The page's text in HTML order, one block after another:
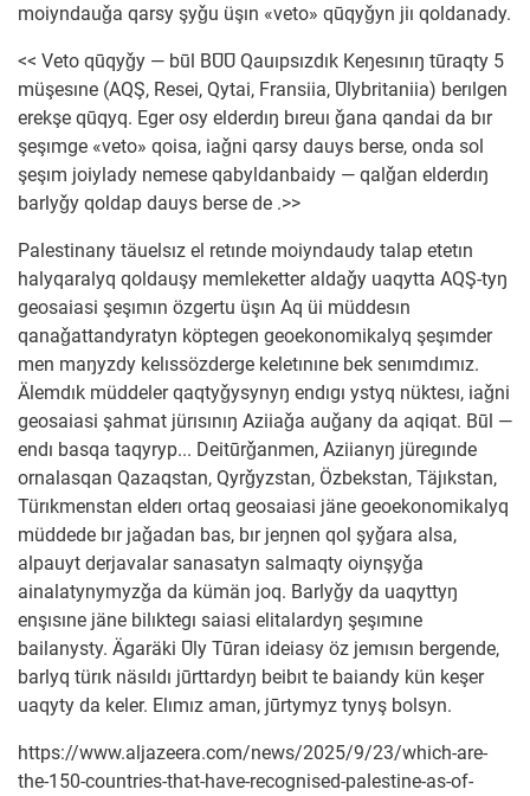
moiyndauǧa qarsy şyǧu üşın «veto» qūqyǧyn jiı qoldanady.
<< Veto qūqyǧy — būl BŪŪ Qauıpsızdık Keŋesınıŋ tūraqty 5
müşesıne (AQŞ, Resei, Qytai, Fransiia, Ūlybritaniia) berılgen
erekşe qūqyq. Eger osy elderdıŋ bıreuı ǧana qandai da bır
şeşımge «veto» qoisa, iaǧni qarsy dauys berse, onda sol
şeşım joiylady nemese qabyldanbaidy — qalǧan elderdıŋ
barlyǧy qoldap dauys berse de .>>
Palestinany täuelsız el retınde moiyndaudy talap etetın
halyqaralyq qoldauşy memleketter aldaǧy uaqytta AQŞ-tyŋ
geosaiasi şeşımın özgertu üşın Aq üi müddesın
qanaǧattandyratyn köptegen geoekonomikalyq şeşımder
men maŋyzdy kelıssözderge keletınıne bek senımdımız.
Älemdık müddeler qaqtyǧysynyŋ endıgı ystyq nüktesı, iaǧni
geosaiasi şahmat jürısınıŋ Aziiaǧa auǧany da aqiqat. Būl —
endı basqa taqyryp... Deitūrǧanmen, Aziianyŋ jüregınde
ornalasqan Qazaqstan, Qyrǧyzstan, Özbekstan, Täjıkstan,
Türıkmenstan elderı ortaq geosaiasi jäne geoekonomikalyq
müddede bır jaǧadan bas, bır jeŋnen qol şyǧara alsa,
alpauyt derjavalar sanasatyn salmaqty oiynşyǧa
ainalatynymyzǧa da kümän joq. Barlyǧy da uaqyttyŋ
enşısıne jäne bilıktegı saiasi elitalardyŋ şeşımıne
bailanysty. Ägaräki Ūly Tūran ideiasy öz jemısın bergende,
barlyq türık näsıldı jūrttardyŋ beibıt te baiandy kün keşer
uaqyty da keler. Elımız aman, jūrtymyz tynyş bolsyn.
https://www.aljazeera.com/news/2025/9/23/which-are-
the-150-countries-that-have-recognised-palestine-as-of-